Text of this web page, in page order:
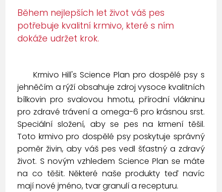
Během nejlepších let život váš pes
potřebuje kvalitní krmivo, které s ním
dokáže udržet krok.
Krmivo Hill's Science Plan pro dospělé psy s
jehněčím a rýží obsahuje zdroj vysoce kvalitních
bílkovin pro svalovou hmotu, přírodní vlákninu
pro zdravé trávení a omega-6 pro krásnou srst.
Speciální složení, aby se pes na krmení těšil.
Toto krmivo pro dospělé psy poskytuje správný
poměr živin, aby váš pes vedl šťastný a zdravý
život. S novým vzhledem Science Plan se máte
na co těšit. Některé naše produkty teď navíc
mají nové jméno, tvar granulí a recepturu.